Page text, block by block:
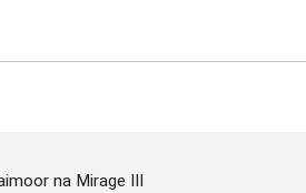
na Mirage III